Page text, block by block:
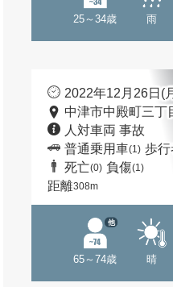
25～34歳 雨
2022年12月26日(
中津市中殿町三丁
人対車両 事故
普通乗用車(1) 歩行
死亡(0) 負傷(1)
距離308m
65～74歳
他
晴